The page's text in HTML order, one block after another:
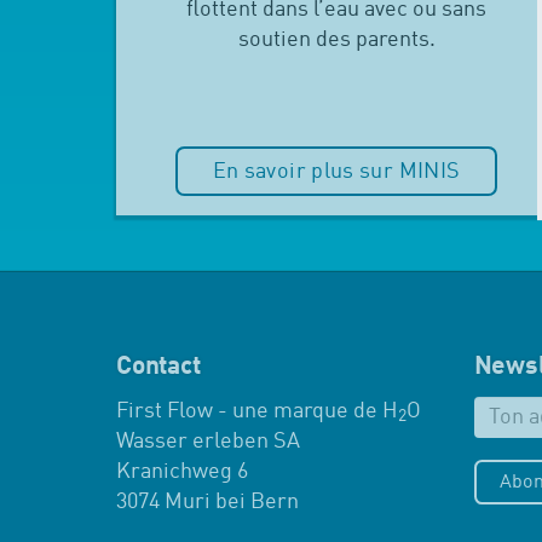
flottent dans l’eau avec ou sans
soutien des parents.
En savoir plus sur MINIS
Contact
First Flow - une marque de H 2O
Wasser erleben SA
Kranichweg 6
3074 Muri bei Bern